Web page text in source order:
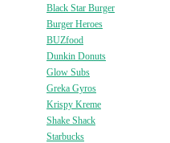
Black Star Burger
Burger Heroes
BUZfood
Dunkin Donuts
Glow Subs
Greka Gyros
Krispy Kreme
Shake Shack
Starbucks